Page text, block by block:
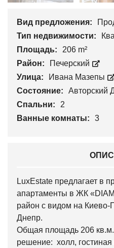
Вид предложения:
Тип недвижимости:
Площадь:
206 m²
Район:
Печерский
Улица:
Ивана Мазепы
Состояние:
Авторский
Спальни:
2
Ванные комнаты:
3
LuxEstate предлагает в
апартаменты в ЖК
район c видом на Киево-
Днепр.
Общая площадь 206
решение: холл, гостиная